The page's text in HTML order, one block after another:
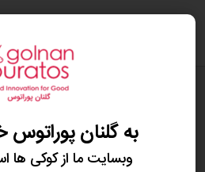
به گلنان
وبسایت ما از کوکی ها